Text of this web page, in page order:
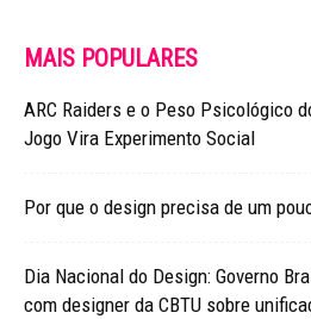
MAIS POPULARES
ARC Raiders e o Peso Psicológico
Jogo Vira Experimento Social
Por que o design precisa de um
Dia Nacional do Design: Governo
com designer da CBTU sobre